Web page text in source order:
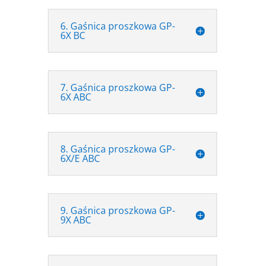
6. Gaśnica proszkowa GP-
6X BC
7. Gaśnica proszkowa GP-
6X ABC
8. Gaśnica proszkowa GP-
6X/E ABC
9. Gaśnica proszkowa GP-
9X ABC